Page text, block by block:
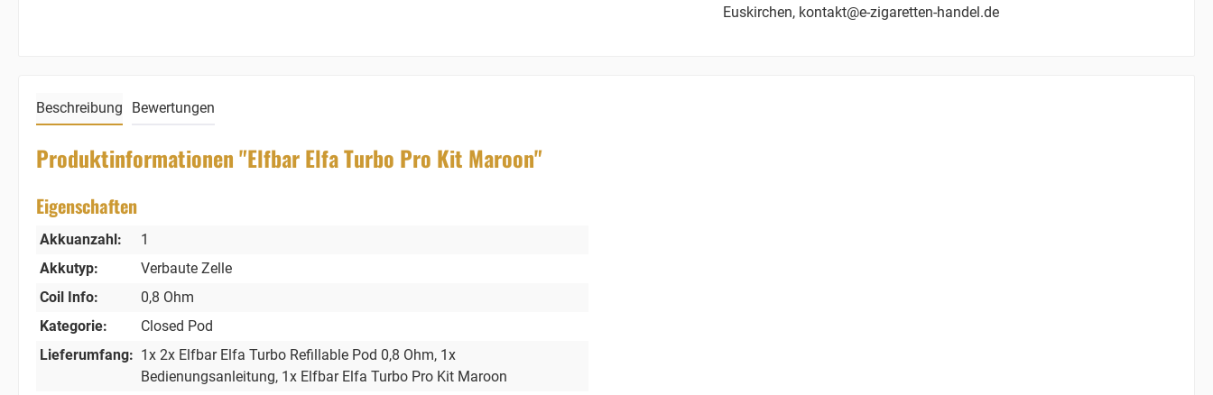
Euskirchen, kontakt@e-zigaretten-handel.de
Beschreibung Bewertungen
Produktinformationen "Elfbar Elfa Turbo Pro Kit Maroon"
Eigenschaften
Akkuanzahl:
1
Akkutyp:
Verbaute Zelle
Coil Info:
0,8 Ohm
Kategorie:
Closed Pod
Lieferumfang: 1x 2x Elfbar Elfa Turbo Refillable Pod 0,8 Ohm, 1x
Bedienungsanleitung, 1x Elfbar Elfa Turbo Pro Kit Maroon